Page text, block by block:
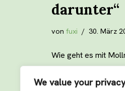
We value your privacy
darunter“
von fuxi 30. März
Wie geht es mit
Erdgasfirma